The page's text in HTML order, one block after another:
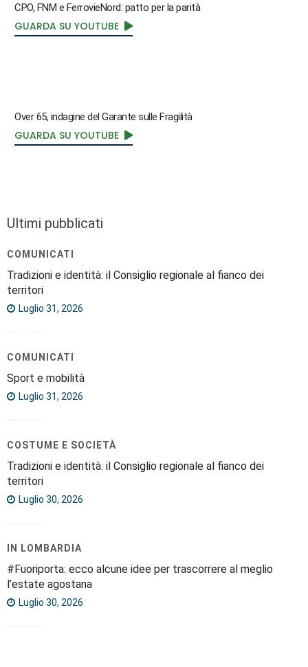
CPO, FNM e FerrovieNord: patto per la parità
GUARDA SU YOUTUBE
Over 65, indagine del Garante sulle Fragilità
GUARDA SU YOUTUBE
Ultimi pubblicati
COMUNICATI
Tradizioni e identità: il Consiglio regionale al fianco dei
territori
Luglio 31, 2026
COMUNICATI
Sport e mobilità
Luglio 31, 2026
COSTUME E SOCIETÀ
Tradizioni e identità: il Consiglio regionale al fianco dei
territori
Luglio 30, 2026
IN LOMBARDIA
#Fuoriporta: ecco alcune idee per trascorrere al meglio
l’estate agostana
Luglio 30, 2026